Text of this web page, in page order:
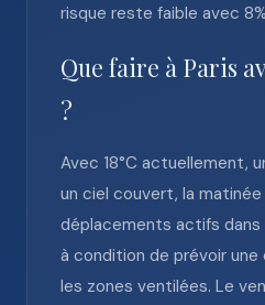
risque reste faible avec
Que faire à Paris
?
Avec 18°C actuellement,
un ciel couvert, la
déplacements actifs dans
à condition de prévoir
les zones ventilées. Le